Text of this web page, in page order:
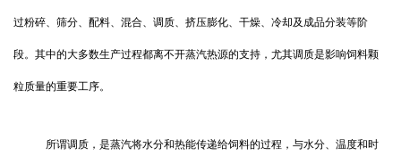
过粉碎、筛分、配料、混合、调质、挤压膨化、干燥、冷却及成品分装等阶
段。其中的大多数生产过程都离不开蒸汽热源的支持，尤其调质是影响饲料颗
粒质量的重要工序。
所谓调质，是蒸汽将水分和热能传递给饲料的过程，与水分、温度和时